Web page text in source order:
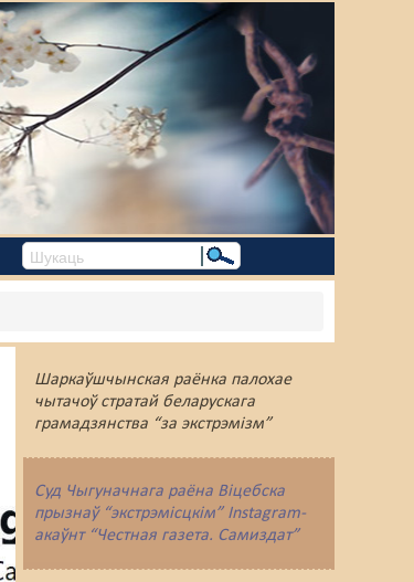
Шаркаўшчынская раёнка палохае
чытачоў стратай беларускага
грамадзянства “за экстрэмізм”
Суд Чыгуначнага раёна Віцебска
прызнаў “экстрэмісцкім” Instagram-
акаўнт “Честная газета. Самиздат”